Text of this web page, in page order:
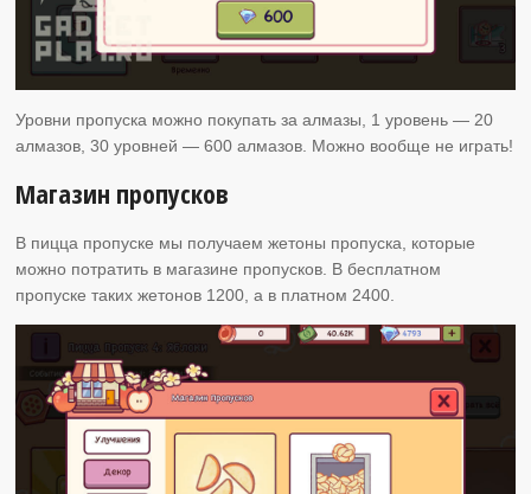
Уровни пропуска можно покупать за алмазы, 1 уровень — 20
алмазов, 30 уровней — 600 алмазов. Можно вообще не играть!
Магазин пропусков
В пицца пропуске мы получаем жетоны пропуска, которые
можно потратить в магазине пропусков. В бесплатном
пропуске таких жетонов 1200, а в платном 2400.